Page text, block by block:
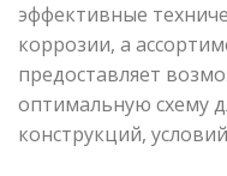
эффективные
коррозии, а
предоставляет
оптимальную схему
конструкций,